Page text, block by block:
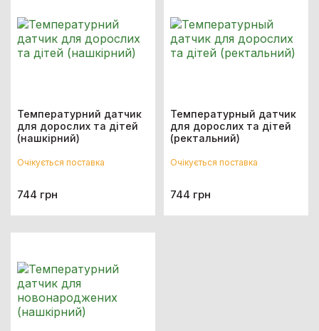
Температурний датчик
для дорослих та дітей
(нашкірний)
Очікується поставка
744 грн
Температурный датчик
для дорослих та дітей
(ректальний)
Очікується поставка
744 грн